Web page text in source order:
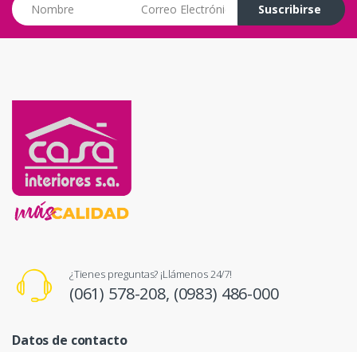
Suscribirse
¿Tienes preguntas? ¡Llámenos 24/7!
(061) 578-208, (0983) 486-000
Datos de contacto